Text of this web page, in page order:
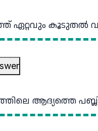
ഏറ്റവും കൂടുതൽ
ആദ്യത്തെ